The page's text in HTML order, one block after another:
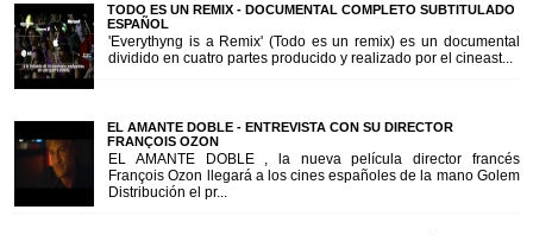
TODO ES UN REMIX - DOCUMENTAL COMPLETO SUBTITULADO
ESPAÑOL
'Everythyng is a Remix' (Todo es un remix) es un documental
dividido en cuatro partes producido y realizado por el cineast...
EL AMANTE DOBLE - ENTREVISTA CON SU DIRECTOR
FRANÇOIS OZON
EL AMANTE DOBLE , la nueva película director francés
François Ozon llegará a los cines españoles de la mano Golem
Distribución el pr...